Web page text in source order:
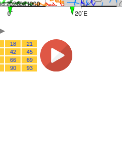
18
21
42
45
66
69
90 93